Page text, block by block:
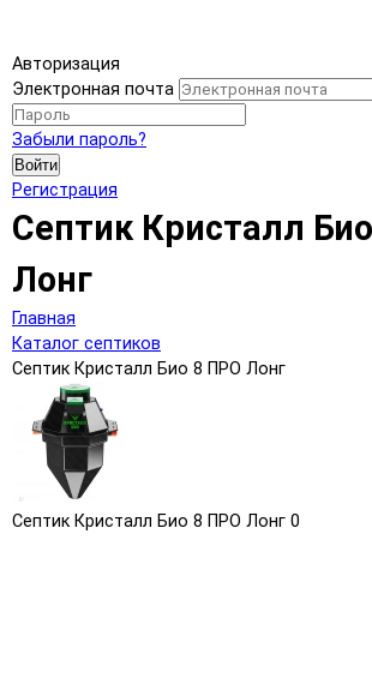
Авторизация
Электронная почта
Забыли пароль?
Войти
Регистрация
Септик Кристалл
Лонг
Главная
Каталог септиков
Септик Кристалл Био 8 ПРО Лонг
Септик Кристалл Био 8 ПРО Лонг 0